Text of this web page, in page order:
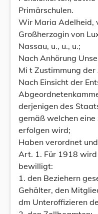
Primärschulen.
Wir Maria Adelheid,
Großherzogin von
Nassau, u., u., u.;
Nach Anhörung
Mi t Zustimmung
Nach Einsicht der
derjenigen des
gemäß welchen
erfolgen wird;
Haben verordnet
Art. 1. Für 1918 wird
bewilligt:
1. den Beziehern
Gehälter, den
dm Unteroffizieren